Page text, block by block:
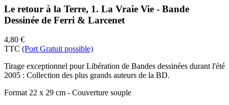
Le retour à la Terre, 1. La Vraie Vie - Bande
Dessinée de Ferri & Larcenet
4,80 €
TTC (Port Gratuit possible)
Tirage exceptionnel pour Libération de Bandes dessinées durant l'été
2005 : Collection des plus grands auteurs de la BD.
Format 22 x 29 cm - Couverture souple